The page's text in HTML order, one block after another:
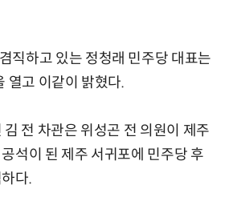
직하고 있는 정청래 민주당 대표는
열고 이같이 밝혔다.
전 차관은 위성곤 전 의원이 제주
석이 된 제주 서귀포에 민주당 후
다.